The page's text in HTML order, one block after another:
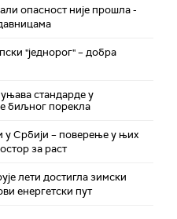
опасност није прошла -
"једнорог" – добра
стандарде у
биљног порекла
Србији – поверење у њих
за раст
лети достигла зимски
енергетски пут